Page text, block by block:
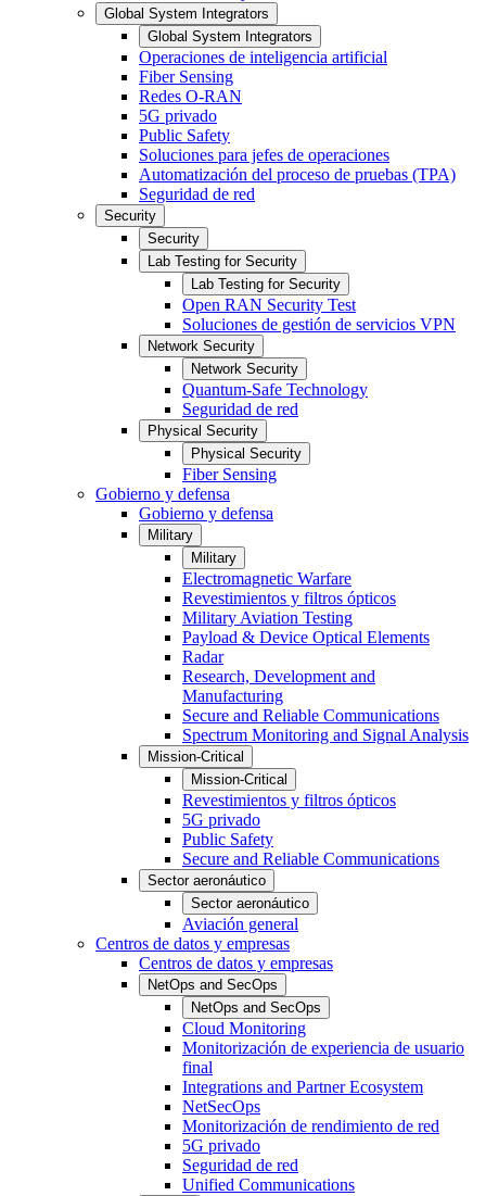
Global System Integrators
Global System Integrators
Operaciones de inteligencia artificial
Fiber Sensing
Redes O-RAN
5G privado
Public Safety
Soluciones para jefes de operaciones
Automatización del proceso de pruebas (TPA)
Seguridad de red
Security
Security
Lab Testing for Security
Lab Testing for Security
Open RAN Security Test
Soluciones de gestión de servicios VPN
Network Security
Network Security
Quantum-Safe Technology
Seguridad de red
Physical Security
Physical Security
Fiber Sensing
Gobierno y defensa
Gobierno y defensa
Military
Military
Electromagnetic Warfare
Revestimientos y filtros ópticos
Military Aviation Testing
Payload & Device Optical Elements
Radar
Research, Development and
Manufacturing
Secure and Reliable Communications
Spectrum Monitoring and Signal Analysis
Mission-Critical
Mission-Critical
Revestimientos y filtros ópticos
5G privado
Public Safety
Secure and Reliable Communications
Sector aeronáutico
Sector aeronáutico
Aviación general
Centros de datos y empresas
Centros de datos y empresas
NetOps and SecOps
NetOps and SecOps
Cloud Monitoring
Monitorización de experiencia de usuario
final
Integrations and Partner Ecosystem
NetSecOps
Monitorización de rendimiento de red
5G privado
Seguridad de red
Unified Communications